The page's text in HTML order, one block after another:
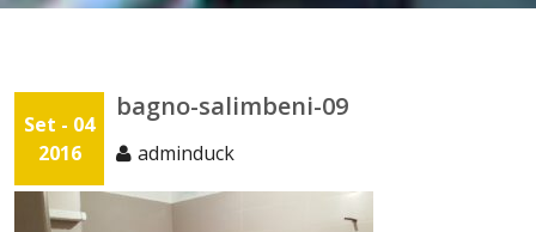
Set - 04
2016
bagno-salimbeni-09
adminduck